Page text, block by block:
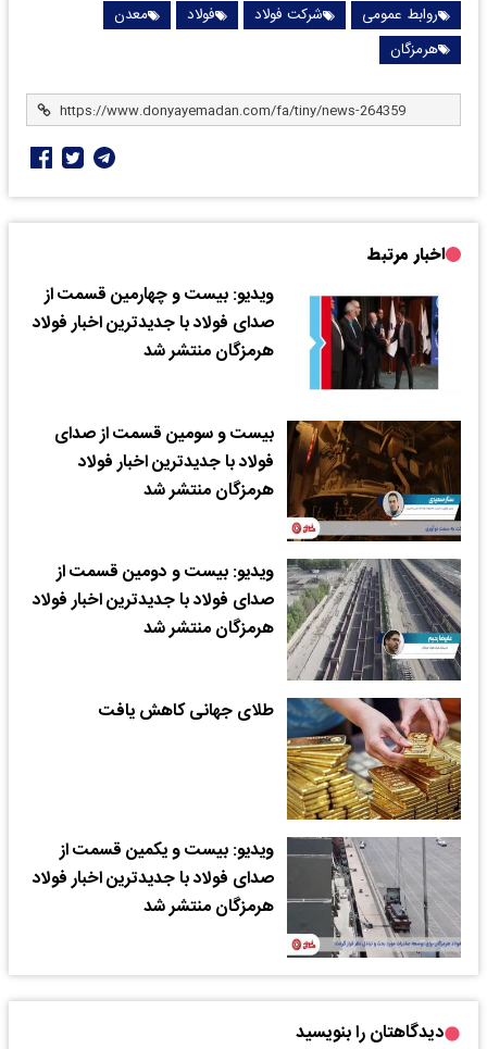
روابط عمومی شرکت فولاد فولاد
معدن
هرمزگان
اخبار مرتبط
ویدیو: بیست و چهارمین قسمت از
صدای فولاد با جدیدترین اخبار فولاد
هرمزگان منتشر شد
بیست و سومین قسمت از صدای
فولاد با جدیدترین اخبار فولاد
هرمزگان منتشر شد
ویدیو: بیست و دومین قسمت از
صدای فولاد با جدیدترین اخبار فولاد
هرمزگان منتشر شد
طلای جهانی کاهش یافت
ویدیو: بیست و یکمین قسمت از
صدای فولاد با جدیدترین اخبار فولاد
هرمزگان منتشر شد
دیدگاهتان را بنویسید